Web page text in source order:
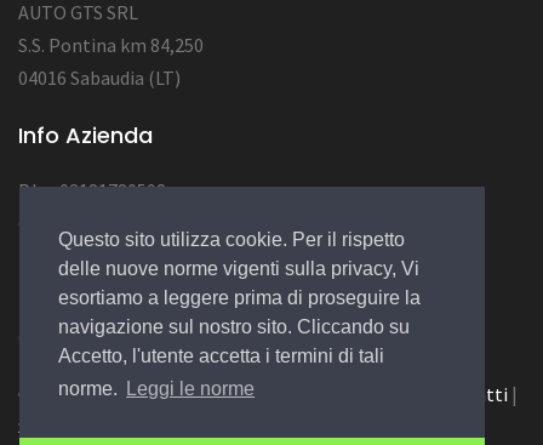
Questo sito utilizza cookie. Per il rispetto
delle nuove norme vigenti sulla privacy, Vi
esortiamo a leggere prima di proseguire la
navigazione sul nostro sito. Cliccando su
Accetto, l'utente accetta i termini di tali
norme.
Leggi le norme
AUTO GTS SRL
S.S. Pontina km 84,250
04016 Sabaudia (LT)
Info Azienda
P.Iva 03181780598
NUM REA LT123456
© 2022 Design by EGSoft
Cookie|Privacy Law|Azienda Contatti |
Siamo su Carpro.it